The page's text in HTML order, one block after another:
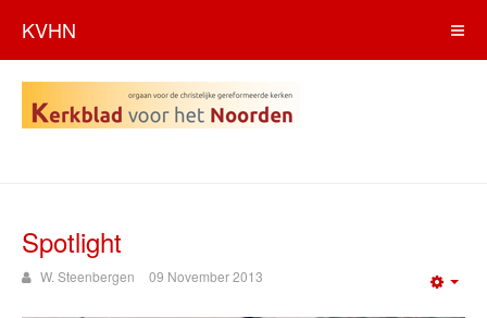
KVHN
Spotlight
W. Steenbergen 09 November 2013